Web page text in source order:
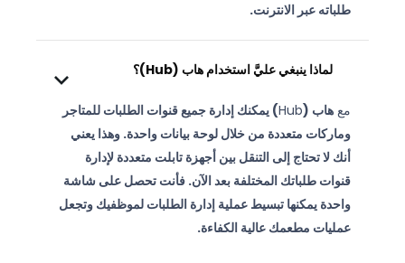
طلباته عبر الانترنت.
لماذا ينبغي عليَّ استخدام هاب (Hub)؟
مع هاب (Hub) يمكنك إدارة جميع قنوات الطلبات للمتاجر
وماركات متعددة من خلال لوحة بيانات واحدة. وهذا يعني
أنك لا تحتاج إلى التنقل بين أجهزة تابلت متعددة لإدارة
قنوات طلباتك المختلفة بعد الآن. فأنت تحصل على شاشة
واحدة يمكنها تبسيط عملية إدارة الطلبات لموظفيك وتجعل
عمليات مطعمك عالية الكفاءة.